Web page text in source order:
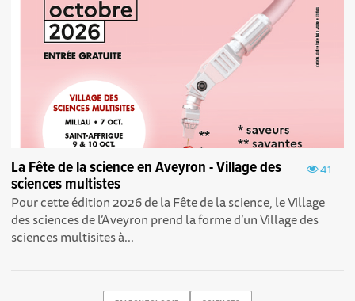
41
La Fête de la science en Aveyron - Village des
sciences multistes
Pour cette édition 2026 de la Fête de la science, le Village
des sciences de l’Aveyron prend la forme d’un Village des
sciences multisites à...